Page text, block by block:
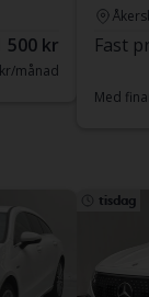
500 kr
månad
Fast
Med
tisdag